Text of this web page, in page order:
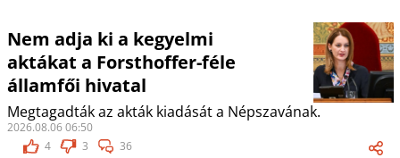
Nem adja ki a kegyelmi
aktákat a Forsthoffer-féle
államfői hivatal
Megtagadták az akták kiadását a Népszavának.
2026.08.06 06:50
4
3 36